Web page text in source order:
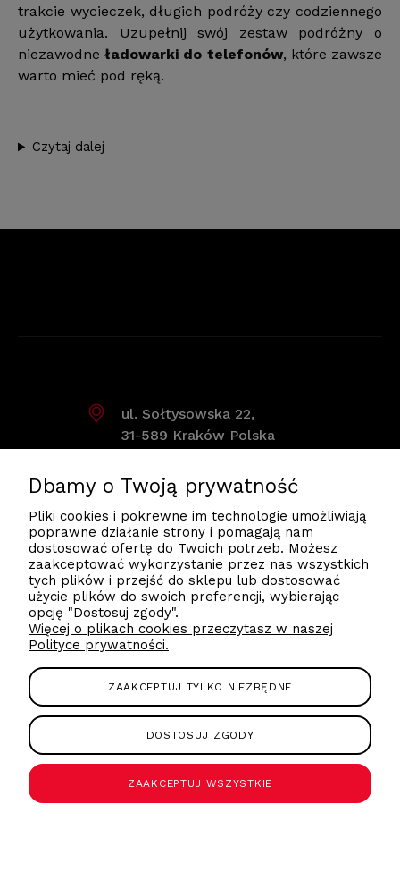
trakcie wycieczek, długich podróży czy codziennego
użytkowania. Uzupełnij swój zestaw podróżny o
niezawodne ładowarki do telefonów, które zawsze
warto mieć pod ręką.
Czytaj dalej
ul. Sołtysowska 22,
31-589 Kraków Polska
kontakt@forcell.pl
607590080
Poznaj nas
Regulaminy
Produkty Forcell
Dbamy o Twoją prywatność
Pliki cookies i pokrewne im technologie umożliwiają
poprawne działanie strony i pomagają nam
dostosować ofertę do Twoich potrzeb. Możesz
zaakceptować wykorzystanie przez nas wszystkich
tych plików i przejść do sklepu lub dostosować
użycie plików do swoich preferencji, wybierając
opcję "Dostosuj zgody".
Więcej o plikach cookies przeczytasz w naszej
Polityce prywatności.
ZAAKCEPTUJ TYLKO NIEZBĘDNE
DOSTOSUJ ZGODY
ZAAKCEPTUJ WSZYSTKIE